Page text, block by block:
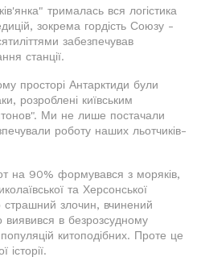
трималась вся логістика
зокрема гордість Союзу -
забезпечував
станції.
просторі Антарктиди були
розроблені київським
Ми не лише постачали
роботу наших льотчиків-
на 90% формувався з моряків,
та Херсонської
страшний злочин, вчинений
в безрозсудному
китоподібних. Проте це